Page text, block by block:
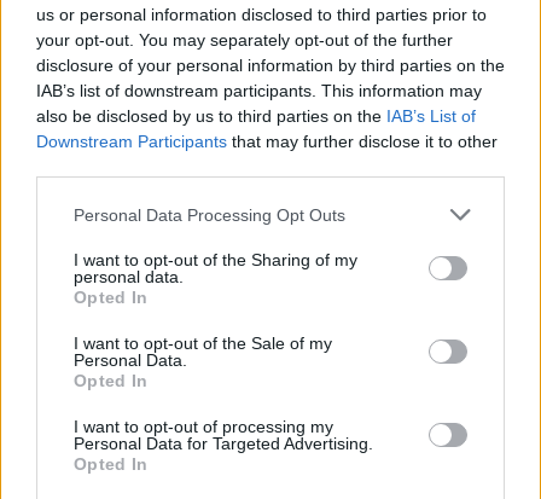
us or personal information disclosed to third parties prior to
your opt-out. You may separately opt-out of the further
disclosure of your personal information by third parties on the
IAB’s list of downstream participants. This information may
also be disclosed by us to third parties on the IAB’s List of
Downstream Participants that may further disclose it to other
Personal Data Processing Opt Outs
I want to opt-out of the Sharing of my
personal data.
Opted In
I want to opt-out of the Sale of my
Personal Data.
Opted In
I want to opt-out of processing my
Personal Data for Targeted Advertising.
Opted In